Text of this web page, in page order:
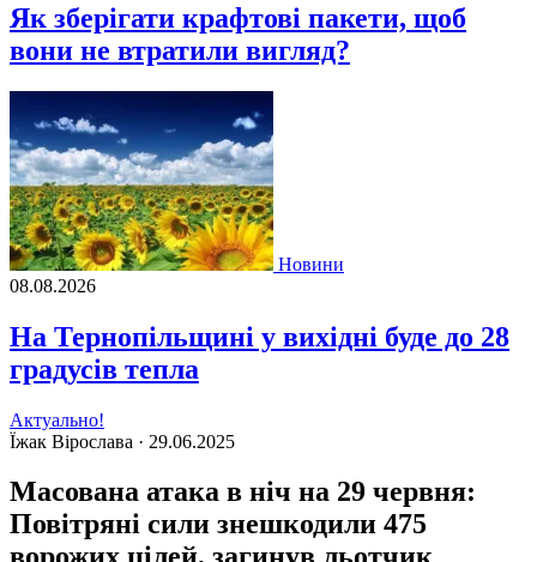
Як зберігати крафтові пакети, щоб
вони не втратили вигляд?
Новини
08.08.2026
На Тернопільщині у вихідні буде до 28
градусів тепла
Актуально!
Їжак Вірослава · 29.06.2025
Масована атака в ніч на 29 червня:
Повітряні сили знешкодили 475